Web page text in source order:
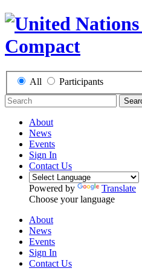
All Participants
About
News
Events
Sign In
Contact Us
Powered by
Translate
Choose your language
About
News
Events
Sign In
Contact Us